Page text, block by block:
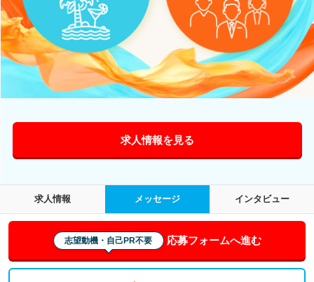
求人情報を見る
求人情報 メッセージ インタビュー
志望動機・自己PR不要 応募フォームへ進む